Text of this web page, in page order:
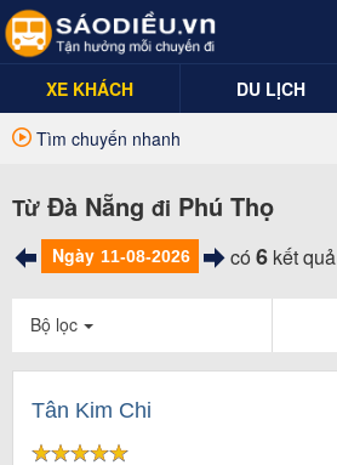
XE KHÁCH DU LỊCH
Tìm chuyến nhanh
Từ Đà Nẵng đi Phú Thọ
Ngày có 6 kết quả
Bộ lọc
Tân Kim Chi